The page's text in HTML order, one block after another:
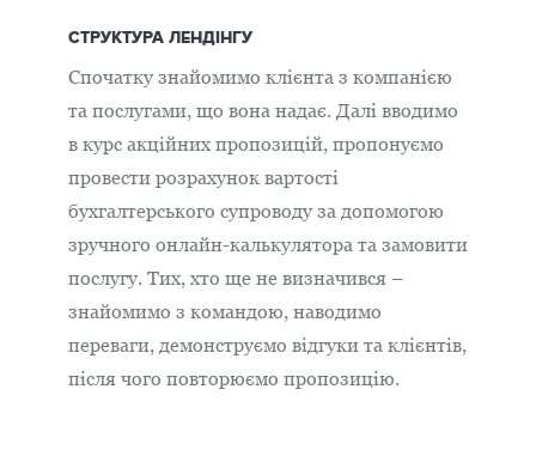
СТРУКТУРА ЛЕНДІНГУ
Спочатку знайомимо клієнта з компанією
та послугами, що вона надає. Далі вводимо
в курс акційних пропозицій, пропонуємо
провести розрахунок вартості
бухгалтерського супроводу за допомогою
зручного онлайн-калькулятора та замовити
послугу. Тих, хто ще не визначився –
знайомимо з командою, наводимо
переваги, демонструємо відгуки та клієнтів,
після чого повторюємо пропозицію.